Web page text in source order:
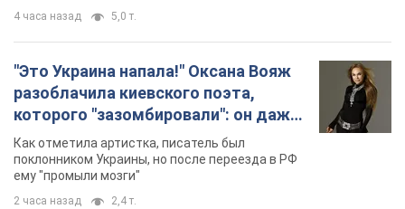
4 часа назад 5,0 т.
"Это Украина напала!" Оксана Вояж
разоблачила киевского поэта,
которого "зазомбировали": он даже
русского не знал, а теперь хочет
геноцида украинцев
Как отметила артистка, писатель был
поклонником Украины, но после переезда в РФ
ему "промыли мозги"
2 часа назад 2,4 т.